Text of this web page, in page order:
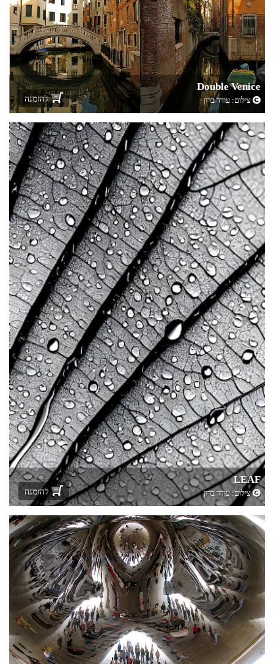
Double Venice
צילום: עודד ברון להזמנה
LEAF
צילום:עודד ברון להזמנה